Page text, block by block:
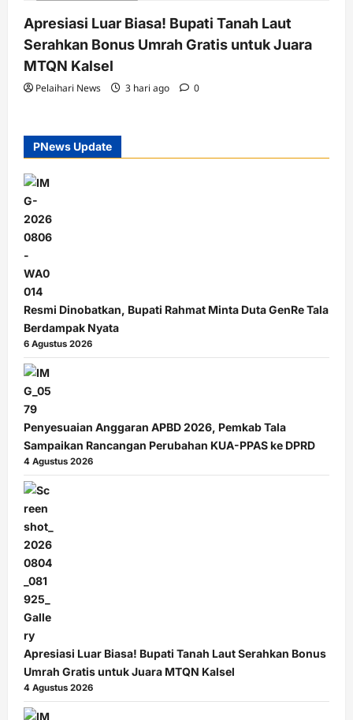
2 minutes read
Apresiasi Luar Biasa! Bupati Tanah Laut
Serahkan Bonus Umrah Gratis untuk Juara
MTQN Kalsel
Pelaihari News 3 hari ago 0
PNews Update
Resmi Dinobatkan, Bupati Rahmat Minta Duta GenRe Tala
Berdampak Nyata
6 Agustus 2026
Penyesuaian Anggaran APBD 2026, Pemkab Tala
Sampaikan Rancangan Perubahan KUA-PPAS ke DPRD
4 Agustus 2026
Apresiasi Luar Biasa! Bupati Tanah Laut Serahkan Bonus
Umrah Gratis untuk Juara MTQN Kalsel
4 Agustus 2026